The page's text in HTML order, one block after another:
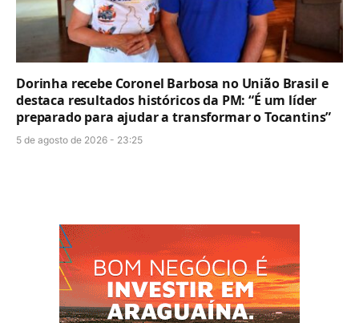
Dorinha recebe Coronel Barbosa no União Brasil e
destaca resultados históricos da PM: “É um líder
preparado para ajudar a transformar o Tocantins”
5 de agosto de 2026 - 23:25